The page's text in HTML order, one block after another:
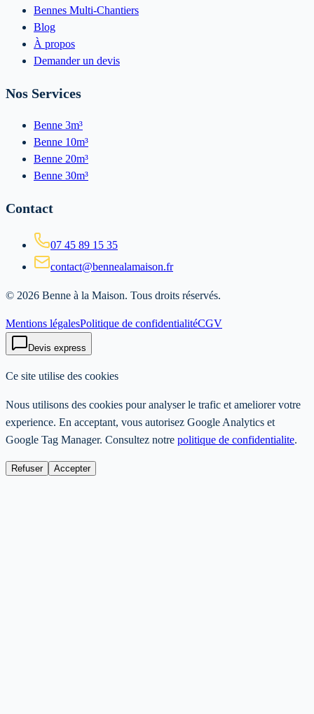
Bennes Multi-Chantiers
Blog
À propos
Demander un devis
Nos Services
Benne 3m³
Benne 10m³
Benne 20m³
Benne 30m³
Contact
07 45 89 15 35
contact@bennealamaison.fr
© 2026 Benne à la Maison. Tous droits réservés.
Mentions légalesPolitique de confidentialitéCGV
Devis express
Ce site utilise des cookies
Nous utilisons des cookies pour analyser le trafic et ameliorer votre
experience. En acceptant, vous autorisez Google Analytics et
Google Tag Manager. Consultez notre politique de confidentialite.
Refuser Accepter